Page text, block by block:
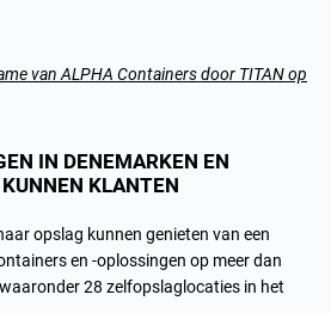
van ALPHA Containers door TITAN op
IN DENEMARKEN EN
KLANTEN
opslag kunnen genieten van een
en -oplossingen op meer dan
28 zelfopslaglocaties in het